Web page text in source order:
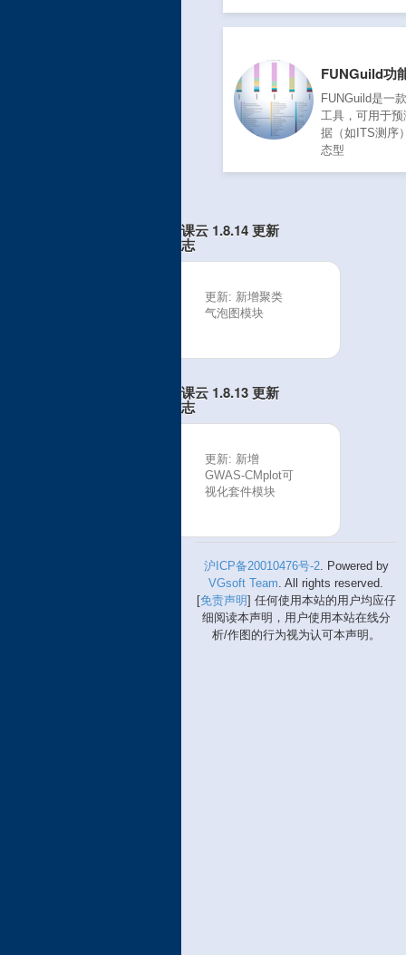
FUNGuild功
FUNGuild是一
工具，可用于
据（如ITS测序
态型
微课云 1.8.14 更新
日志
更新: 新增聚类
气泡图模块
微课云 1.8.13 更新
日志
更新: 新增
GWAS-CMplot可
视化套件模块
沪ICP备20010476号-2. Powered by
VGsoft Team. All rights reserved.
[免责声明] 任何使用本站的用户均应仔
细阅读本声明，用户使用本站在线分
析/作图的行为视为认可本声明。